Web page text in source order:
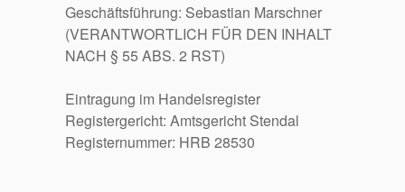
Geschäftsführung: Sebastian Marschner
(VERANTWORTLICH FÜR DEN INHALT
NACH § 55 ABS. 2 RST)
Eintragung im Handelsregister
Registergericht: Amtsgericht Stendal
Registernummer: HRB 28530